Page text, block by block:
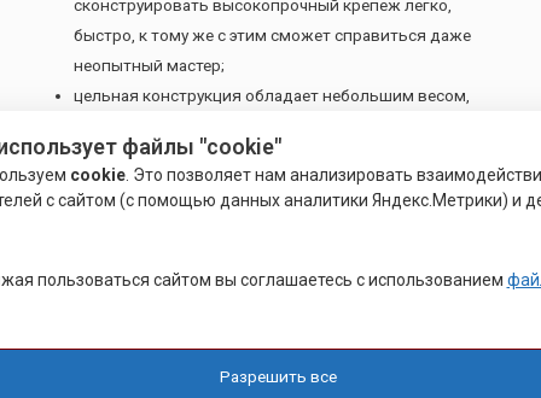
сконструировать высокопрочный крепеж легко,
быстро, к тому же с этим сможет справиться даже
неопытный мастер;
цельная конструкция обладает небольшим весом,
Для изготовления высокопрочных метизов используются
различные виды холодно- и горячевысадочных
крепеж подвергается термической обработке в защитной
файлы "cookie"
cookie. Это позволяет нам анализировать
с сайтом (с помощью данных аналитики Яндекс.Метрики) и
пользоваться сайтом вы соглашаетесь с использованием
Разрешить все